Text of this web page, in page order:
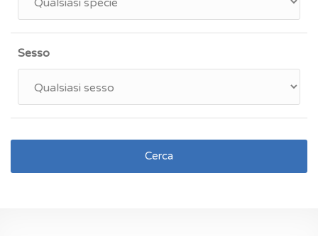
Sesso
Cerca